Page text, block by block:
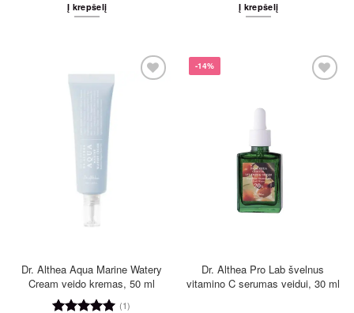
Į krepšelį Į krepšelį
Dr. Althea Aqua Marine Watery
Cream veido kremas, 50 ml
(1)
-14%
Dr. Althea Pro Lab švelnus
vitamino C serumas veidui, 30 ml